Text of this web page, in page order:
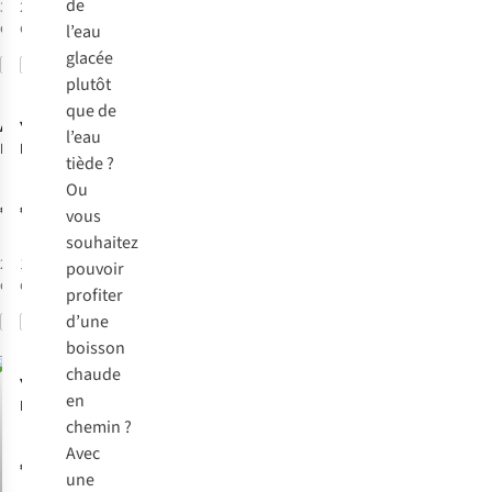
3
couleurs
disponibles
Comparer
2
couleurs
disponibles
Comparer
Asobu
Gourde
Besties 460Ml
€34,95
2
couleurs
disponibles
Comparer
YETI
DRINKWARE
Gourde
Rambler 10 Oz
Tumbler
€24,00
1
couleur
disponible
Comparer
Nouveau
YETI
DRINKWARE
Gourde
Rambler 10 Oz
Cl Ms Mug
€34,95
de
l’eau
glacée
plutôt
que de
l’eau
tiède ?
Ou
vous
souhaitez
pouvoir
profiter
d’une
boisson
chaude
en
chemin ?
Avec
une